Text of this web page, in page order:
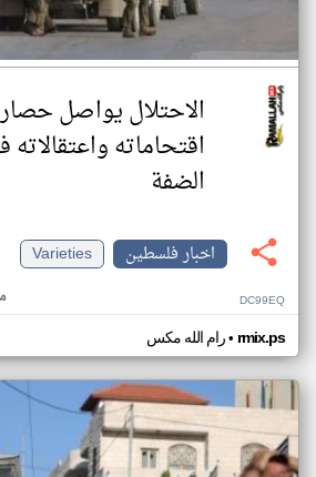
الاحتلال يواصل
اقتحاماته
الضفة
اخبار فلسطين
Varieties
DC99EQ
رام الله مكس• rmix.ps